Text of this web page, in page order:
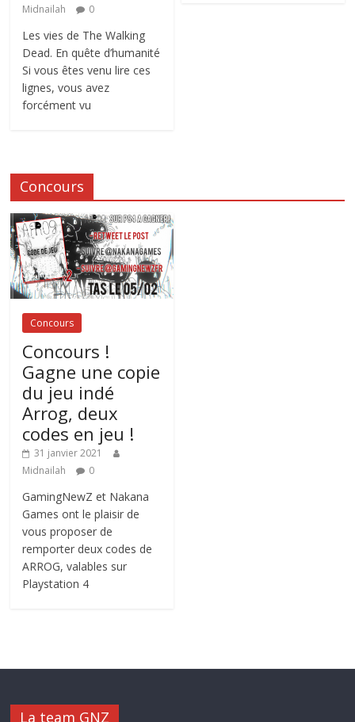
Midnailah
0
Les vies de The Walking
Dead. En quête d’humanité
Si vous êtes venu lire ces
lignes, vous avez
forcément vu
Concours
Concours
Concours !
Gagne une copie
du jeu indé
Arrog, deux
codes en jeu !
31 janvier 2021
Midnailah
0
GamingNewZ et Nakana
Games ont le plaisir de
vous proposer de
remporter deux codes de
ARROG, valables sur
Playstation 4
La team GNZ